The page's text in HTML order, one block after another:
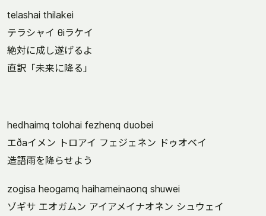
telashai thilakei
テラシャイ θiラケイ
絶対に成し遂げるよ
直訳「未来に降る」
hedhaimq tolohai fezhenq duobei
エðaイメン トロアイ フェジェネン ドゥオベイ
造語雨を降らせよう
zogisa heogamq haihameinaonq shuwei
ゾギサ エオガムン アイアメイナオネン シュウェイ